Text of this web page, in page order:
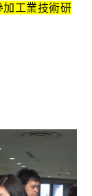
加工業技術研